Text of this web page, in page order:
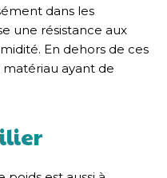
dans les
une résistance aux
En dehors de ces
matériau ayant de